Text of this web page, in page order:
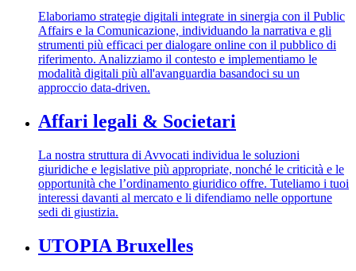
Elaboriamo strategie digitali integrate in sinergia con il Public
Affairs e la Comunicazione, individuando la narrativa e gli
strumenti più efficaci per dialogare online con il pubblico di
riferimento. Analizziamo il contesto e implementiamo le
modalità digitali più all'avanguardia basandoci su un
approccio data-driven.
Affari legali & Societari
La nostra struttura di Avvocati individua le soluzioni
giuridiche e legislative più appropriate, nonché le criticità e le
opportunità che l’ordinamento giuridico offre. Tuteliamo i tuoi
interessi davanti al mercato e li difendiamo nelle opportune
sedi di giustizia.
UTOPIA Bruxelles